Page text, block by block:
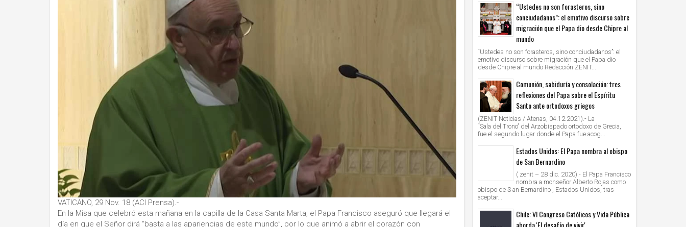
VATICANO, 29 Nov. 18 (ACI Prensa).-
En la Misa que celebró esta mañana en la capilla de la Casa Santa Marta, el Papa Francisco aseguró que llegará el
día en que el Señor dirá “basta a las apariencias de este mundo”, por lo que animó a abrir el corazón con
“Ustedes no son forasteros, sino
conciudadanos”: el emotivo discurso sobre
migración que el Papa dio desde Chipre al
mundo
“Ustedes no son forasteros, sino conciudadanos”: el
emotivo discurso sobre migración que el Papa dio
desde Chipre al mundo Redacción ZENIT...
Comunión, sabiduría y consolación: tres
reflexiones del Papa sobre el Espíritu
Santo ante ortodoxos griegos
(ZENIT Noticias / Atenas, 04.12.2021).- La
“Sala del Trono” del Arzobispado ortodoxo de Grecia,
fue el segundo lugar donde el Papa fue acog...
Estados Unidos: El Papa nombra al obispo
de San Bernardino
( zenit – 28 dic. 2020).- El Papa Francisco
nombra a monseñor Alberto Rojas como
obispo de S an Bernardino , Estados Unidos, tras
aceptar...
Chile: VI Congreso Católicos y Vida Pública